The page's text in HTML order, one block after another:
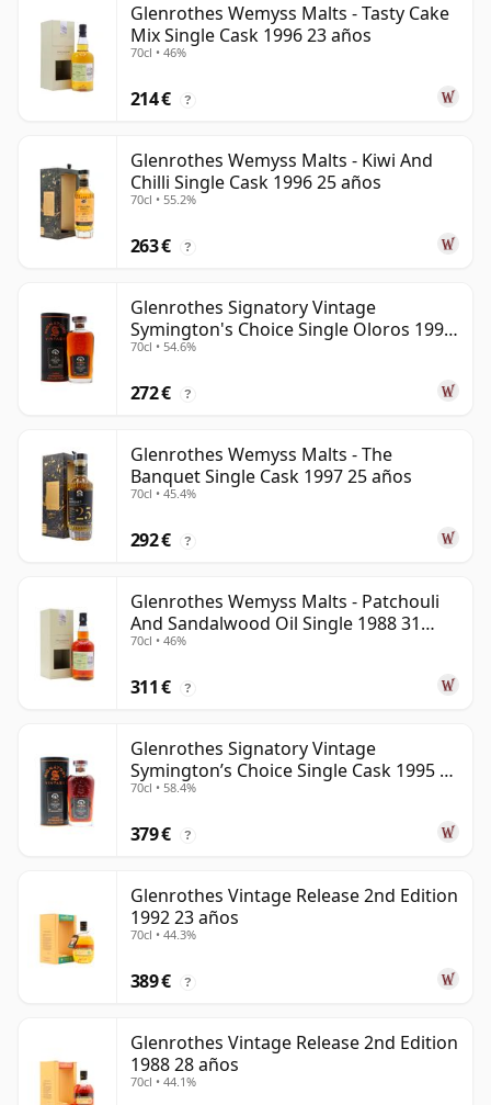
Glenrothes Wemyss Malts - Tasty Cake
Mix Single Cask 1996 23 años
70cl • 46%
214 € ?
Glenrothes Wemyss Malts - Kiwi And
Chilli Single Cask 1996 25 años
70cl • 55.2%
263 € ?
Glenrothes Signatory Vintage
Symington's Choice Single Oloros 1995
30 años
70cl • 54.6%
272 € ?
Glenrothes Wemyss Malts - The
Banquet Single Cask 1997 25 años
70cl • 45.4%
292 € ?
Glenrothes Wemyss Malts - Patchouli
And Sandalwood Oil Single 1988 31
años
70cl • 46%
311 € ?
Glenrothes Signatory Vintage
Symington’s Choice Single Cask 1995 30
años
70cl • 58.4%
379 € ?
Glenrothes Vintage Release 2nd Edition
1992 23 años
70cl • 44.3%
389 € ?
Glenrothes Vintage Release 2nd Edition
1988 28 años
70cl • 44.1%